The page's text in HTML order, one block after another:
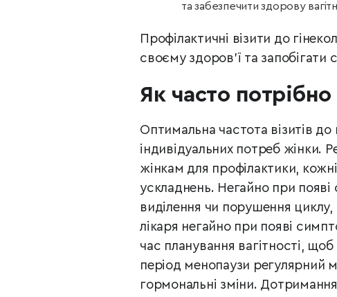
та забезпечити здорову
Профілактичні візити до
своєму здоров’ї та
Як часто потрібно
Оптимальна частота візитів до
індивідуальних потреб жінки.
жінкам для профілактики,
ускладнень. Негайно при появі
виділення чи порушення циклу,
лікаря негайно при появі
час планування вагітності,
період менопаузи регулярний
гормональні зміни.